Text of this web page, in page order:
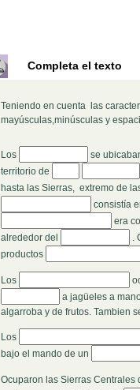
Completa el texto
Teniendo en cuenta las
mayúsculas,minúsculas y
Los Rellenar huecos (1):
se
territorio de
hasta las Sierras, extremo de
consistía
era
alrededor del
Rellenar huecos.
productos
Los
a jagüeles a
algarroba y de frutos. Tambien
Los
bajo el mando de un
Ocuparon las Sierras Centrales